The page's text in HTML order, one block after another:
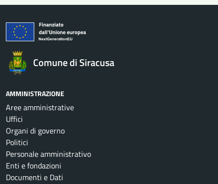
Comune di Siracusa
AMMINISTRAZIONE
Aree amministrative
Uffici
Organi di governo
Politici
Personale amministrativo
Enti e fondazioni
Documenti e Dati